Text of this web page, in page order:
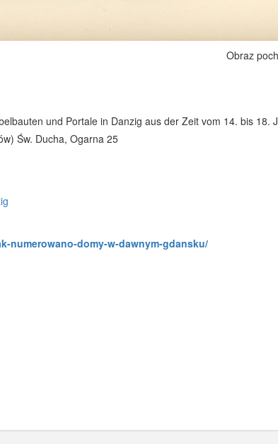
Obraz
und Portale in Danzig aus der Zeit vom 14. bis 18.
Św. Ducha, Ogarna 25
numerowano-domy-w-dawnym-gdansku/